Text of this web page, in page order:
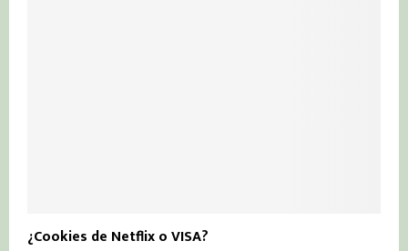
¿Cookies de Netflix o VISA?